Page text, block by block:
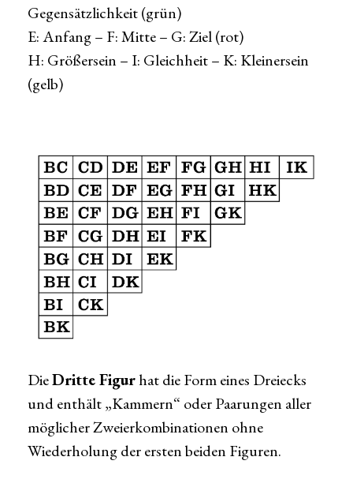
Gegensätzlichkeit (grün)
E: Anfang – F: Mitte – G: Ziel (rot)
H: Größersein – I: Gleichheit – K: Kleinersein
(gelb)
DieDritte Figurhat die Form eines Dreiecks
und enthält „Kammern“ oder Paarungen aller
möglicher Zweierkombinationen ohne
Wiederholung der ersten beiden Figuren.